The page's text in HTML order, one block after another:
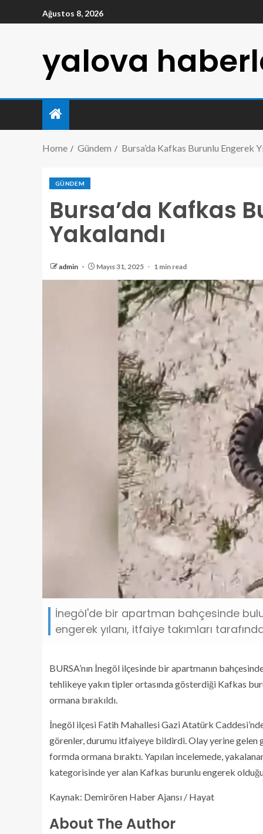
Ağustos 8, 2026
yalova
Home Gündem Bursa’da Kafkas Burunlu Engerek
GÜNDEM
Bursa’da Kafkas
Yakalandı
admin Mayıs 31, 2025 1 min read
İnegöl'de bir apartman bahçesinde
engerek yılanı, itfaiye takımları
BURSA’nın İnegöl ilçesinde bir apartmanın
tehlikeye yakın tipler ortasında gösterdiği Kafkas
ormana bırakıldı.
İnegöl ilçesi Fatih Mahallesi Gazi Atatürk
görenler, durumu itfaiyeye bildirdi. Olay yerine
formda ormana bıraktı. Yapılan incelemede,
kategorisinde yer alan Kafkas burunlu engerek
Kaynak: Demirören Haber Ajansı / Hayat
About The Author